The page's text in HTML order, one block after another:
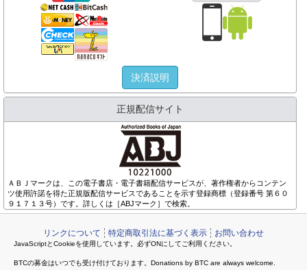
決済説明
正規配信サイト
ＡＢＪマークは、この電子書店・電子書籍配信サービスが、著作権者からコンテン
ツ使用許諾を得た正規版配信サービスであることを示す登録商標（登録番号 第６０
９１７１３号）です。詳しくは［ABJマーク］で検索。
リンクについて 特定商取引法に基づく表示 お問い合わせ
JavaScriptとCookieを使用しています。必ずONにしてご利用ください。
BTCの募金はいつでも受け付けております。Donations by BTC are always welcome.